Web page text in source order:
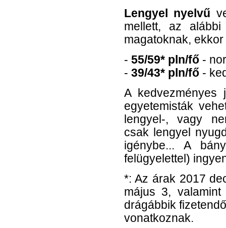
Lengyel nyelvű
mellett, az
magatoknak,
- 55/59* pln/fő-
- 39/43* pln/fő-
A
egyetemisták
lengyel-, vagy
csak lengyel
igénybe... A
felügyelettel)
*: Az árak 2017
május 3,
drágábbik
vonatkoznak.